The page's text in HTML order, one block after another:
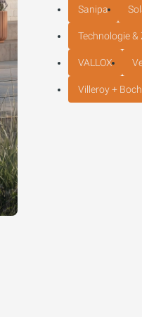
Sanipa
Technologie
VALLOX
Villeroy + Boch